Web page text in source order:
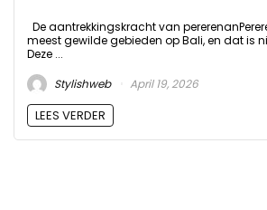
De aantrekkingskracht van
meest gewilde gebieden op Bali, en dat is
Deze ...
Stylishweb
April 19, 2026
LEES VERDER